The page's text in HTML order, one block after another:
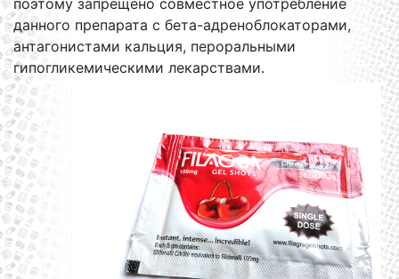
поэтому запрещено совместное употребление
данного препарата с бета-адреноблокаторами,
антагонистами кальция, пероральными
гипогликемическими лекарствами.